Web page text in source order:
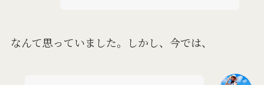
なんて思っていました。 しかし、今では、